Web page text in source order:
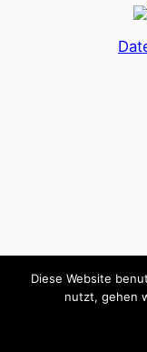
Diese Website
nutzt, gehen